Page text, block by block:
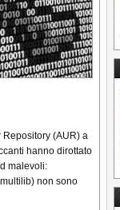
Repository (AUR) a
hanno dirottato
malevoli:
non sono